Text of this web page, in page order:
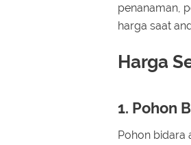
penanaman,
harga saat
Harga
1. Pohon
Pohon bidara